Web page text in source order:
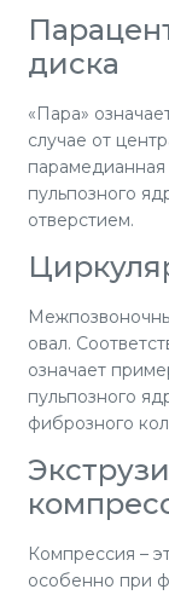
диска
«Пара»
случае от
парамедианная
пульпозного
отверстием.
овал.
означает
пульпозного
фиброзного
Компрессия –
особенно при